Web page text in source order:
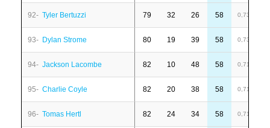
92- Tyler Bertuzzi 79 32 26 58 0,73
93- Dylan Strome 80 19 39 58 0,73
94- Jackson Lacombe 82 10 48 58 0,71
95- Charlie Coyle 82 20 38 58 0,71
96- Tomas Hertl 82 24 34 58 0,71